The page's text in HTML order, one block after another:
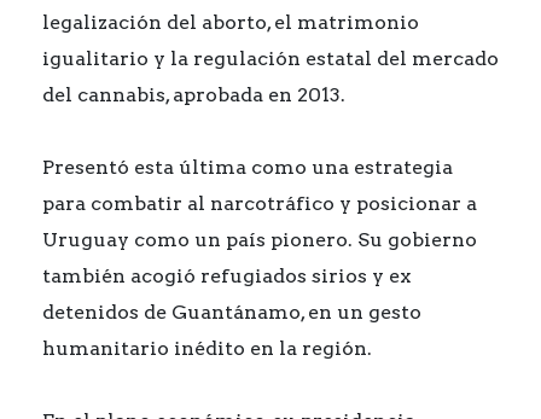
legalización del aborto, el matrimonio
igualitario y la regulación estatal del mercado
del cannabis, aprobada en 2013.
Presentó esta última como una estrategia
para combatir al narcotráfico y posicionar a
Uruguay como un país pionero. Su gobierno
también acogió refugiados sirios y ex
detenidos de Guantánamo, en un gesto
humanitario inédito en la región.